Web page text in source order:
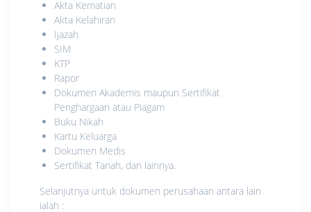
Akta Kematian
Akta Kelahiran
Ijazah
SIM
KTP
Rapor
Dokumen Akademis maupun Sertifikat
Penghargaan atau Piagam
Buku Nikah
Kartu Keluarga
Dokumen Medis
Sertifikat Tanah, dan lainnya.
Selanjutnya untuk dokumen perusahaan antara lain
ialah :